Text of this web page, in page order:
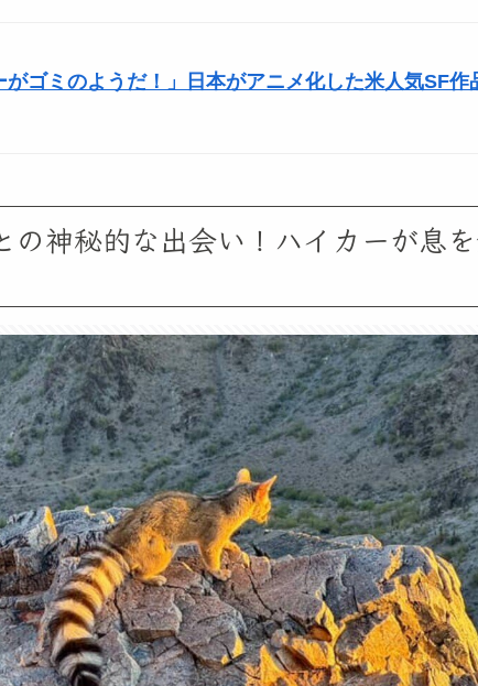
がゴミのようだ！」日本がアニメ化した米人気SF作
の神秘的な出会い！ハイカーが息